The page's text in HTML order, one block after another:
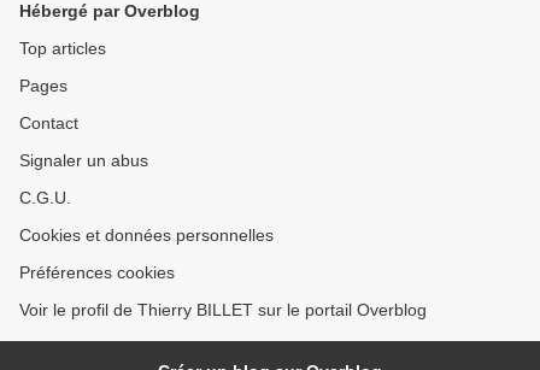
Hébergé par Overblog
Top articles
Pages
Contact
Signaler un abus
C.G.U.
Cookies et données personnelles
Préférences cookies
Voir le profil de Thierry BILLET sur le portail Overblog